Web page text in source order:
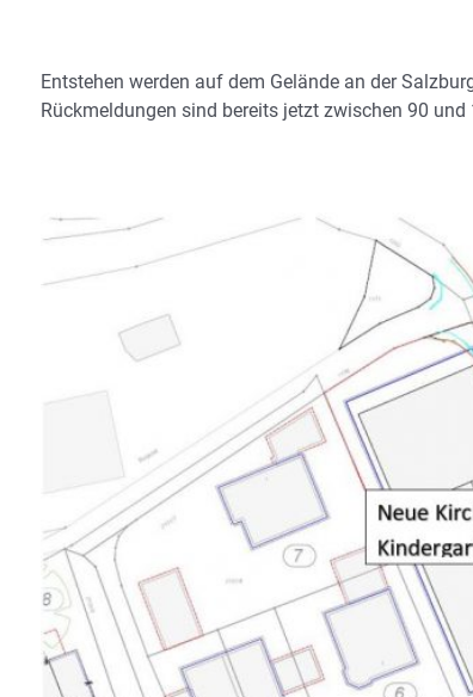
Entstehen werden auf dem Gelände an der
Rückmeldungen sind bereits jetzt zwischen 90